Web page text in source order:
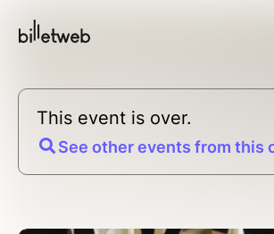
This event is over.
See other events from this